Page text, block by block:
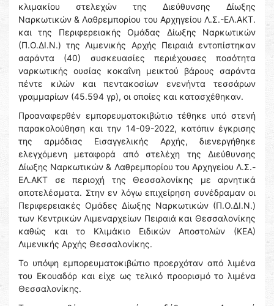
κλιμακίου στελεχών της Διεύθυνσης Δίωξης
Ναρκωτικών & Λαθρεμπορίου του Αρχηγείου Λ.Σ.-ΕΛ.ΑΚΤ.
και της Περιφερειακής Ομάδας Δίωξης Ναρκωτικών
(Π.Ο.ΔΙ.Ν.) της Λιμενικής Αρχής Πειραιά εντοπίστηκαν
σαράντα (40) συσκευασίες περιέχουσες ποσότητα
ναρκωτικής ουσίας κοκαΐνη μεικτού βάρους σαράντα
πέντε κιλών και πεντακοσίων ενενήντα τεσσάρων
γραμμαρίων (45.594 γρ), οι οποίες και κατασχέθηκαν.
Προαναφερθέν εμπορευματοκιβώτιο τέθηκε υπό στενή
παρακολούθηση και την 14-09-2022, κατόπιν έγκρισης
της αρμόδιας Εισαγγελικής Αρχής, διενεργήθηκε
ελεγχόμενη μεταφορά από στελέχη της Διεύθυνσης
Δίωξης Ναρκωτικών & Λαθρεμπορίου του Αρχηγείου Λ.Σ.-
ΕΛ.ΑΚΤ σε περιοχή της Θεσσαλονίκης με αρνητικά
αποτελέσματα. Στην εν λόγω επιχείρηση συνέδραμαν οι
Περιφερειακές Ομάδες Δίωξης Ναρκωτικών (Π.Ο.ΔΙ.Ν.)
των Κεντρικών Λιμεναρχείων Πειραιά και Θεσσαλονίκης
καθώς και το Κλιμάκιο Ειδικών Αποστολών (ΚΕΑ)
Λιμενικής Αρχής Θεσσαλονίκης.
Το υπόψη εμπορευματοκιβώτιο προερχόταν από λιμένα
του Εκουαδόρ και είχε ως τελικό προορισμό το λιμένα
Θεσσαλονίκης.